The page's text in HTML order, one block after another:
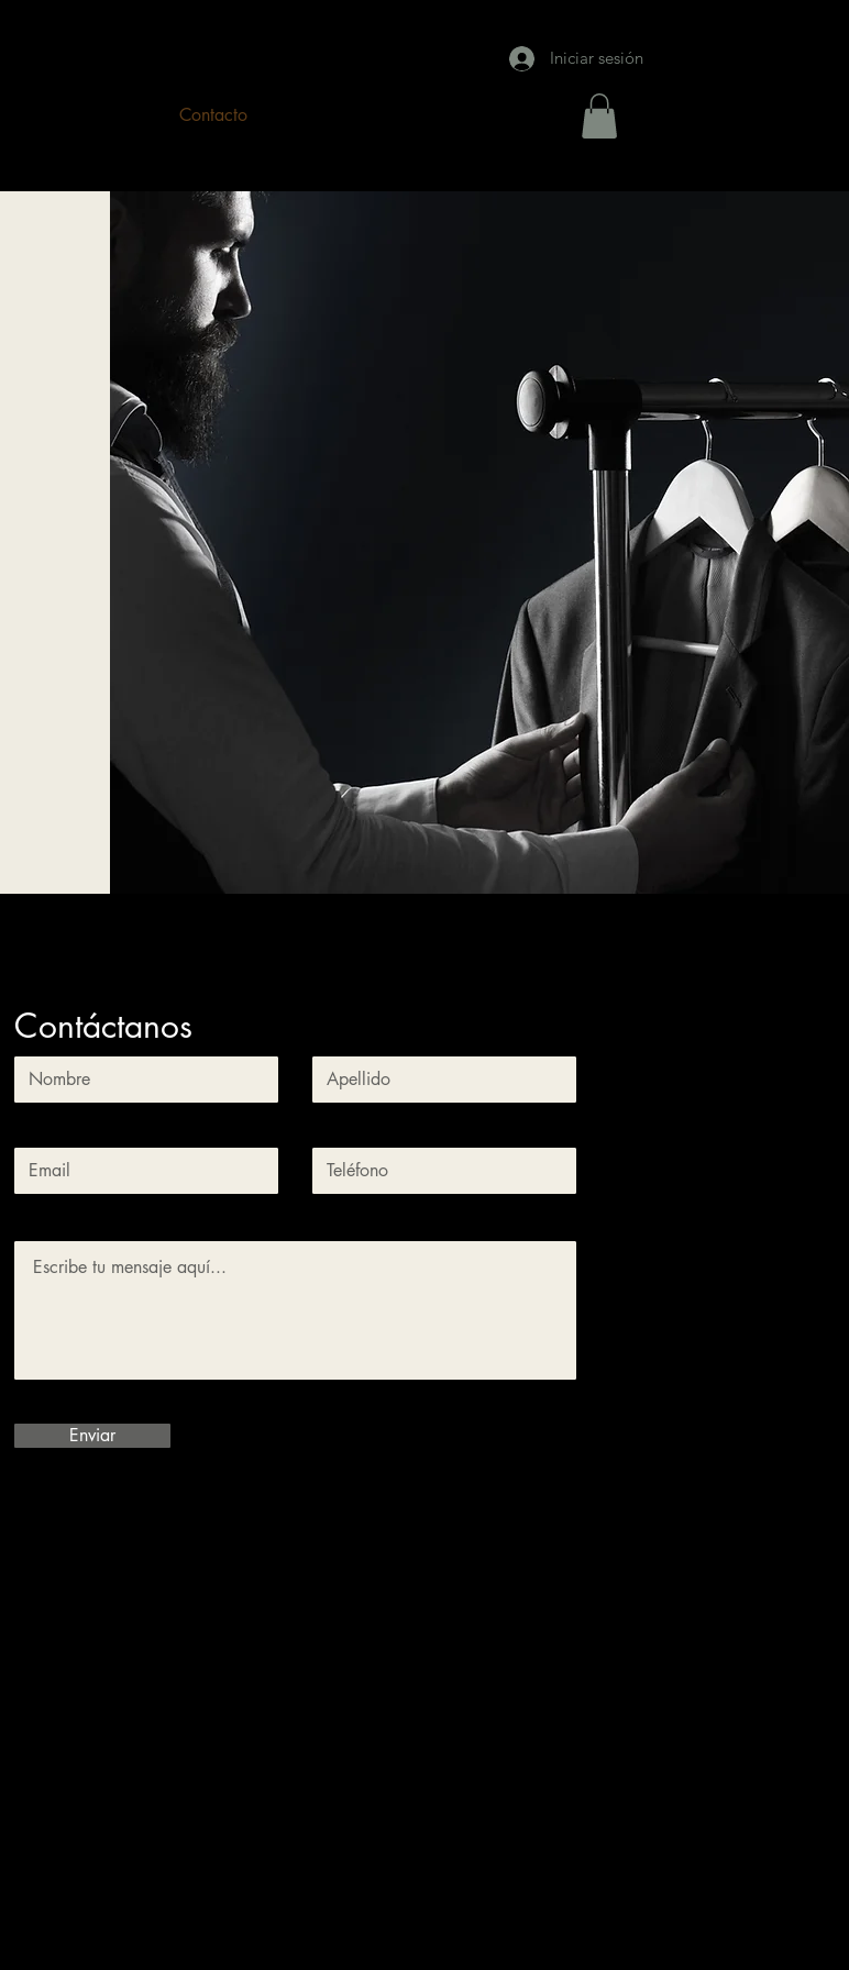
Contacto
Iniciar sesión
Contáctanos
Enviar